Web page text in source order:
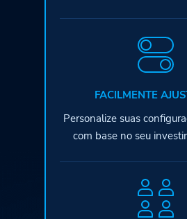
FACILMENTE
Personalize suas
com base no seu